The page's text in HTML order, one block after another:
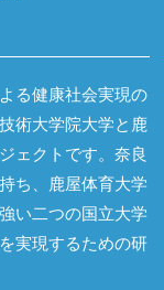
る健康社会実現の
術大学院大学と鹿
ェクトです。奈良
ち、鹿屋体育大学
い二つの国立大学
実現するための研